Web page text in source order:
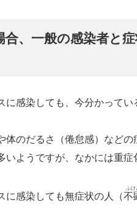
合、一般の感染者と
に感染しても、今分かって
体のだるさ（倦怠感）など
いようですが、なかには重
に感染しても無症状の人（不
ふけ